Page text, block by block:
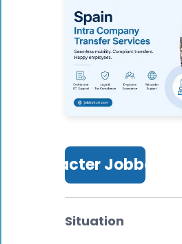
Contacter Jobbatical
Situation